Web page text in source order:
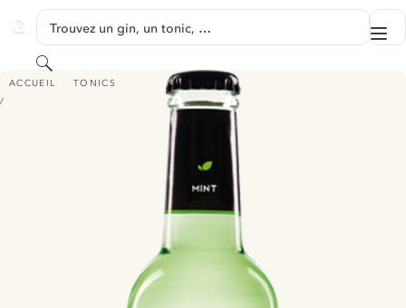
GINVENTORY
Trouvez un gin, un tonic, …
Rechercher
ACCUEIL TONICS
ORIGINAL PREMIUM TONIC WATER MINT